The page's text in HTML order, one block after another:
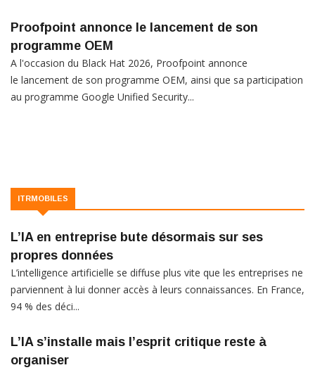
Proofpoint annonce le lancement de son
programme OEM
A l'occasion du Black Hat 2026, Proofpoint annonce
le lancement de son programme OEM, ainsi que sa participation
au programme Google Unified Security...
ITRMOBILES
L’IA en entreprise bute désormais sur ses
propres données
L’intelligence artificielle se diffuse plus vite que les entreprises ne
parviennent à lui donner accès à leurs connaissances. En France,
94 % des déci...
L’IA s’installe mais l’esprit critique reste à
organiser